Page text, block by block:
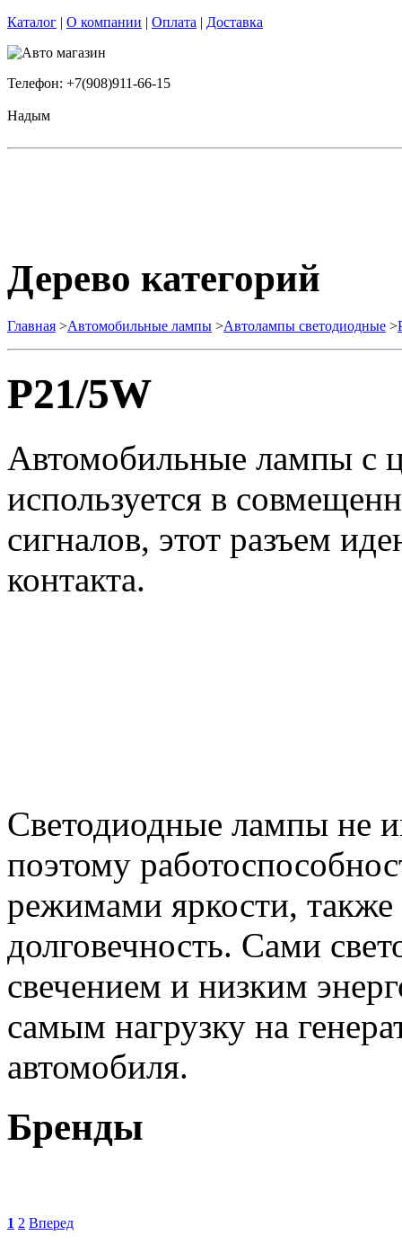
Каталог | О компании | Оплата | Доставка
Телефон: +7(908)911-66-15
Надым
Дерево категорий
Главная >Автомобильные лампы >Автолампы светодиодные >
P21/5W
Автомобильные лампы с
используется в
сигналов, этот разъем
контакта.
Светодиодные лампы не
поэтому
режимами яркости, также
долговечность. Сами
свечением и низким
самым нагрузку на
автомобиля.
Бренды
1 2 Вперед